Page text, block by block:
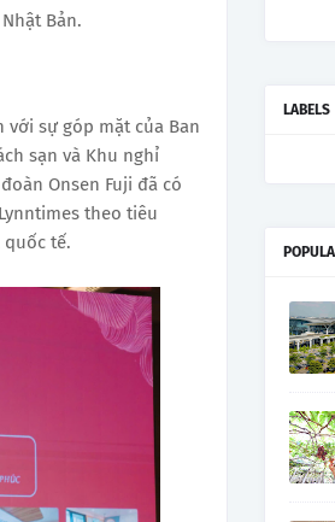
Bản.
sự góp mặt của Ban
sạn và Khu nghỉ
Onsen Fuji đã có
theo tiêu
tế.
LABELS